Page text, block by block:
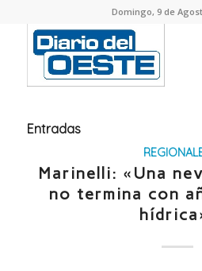
Domingo, 9 de
Entradas
Marinelli: «Una
no termina con